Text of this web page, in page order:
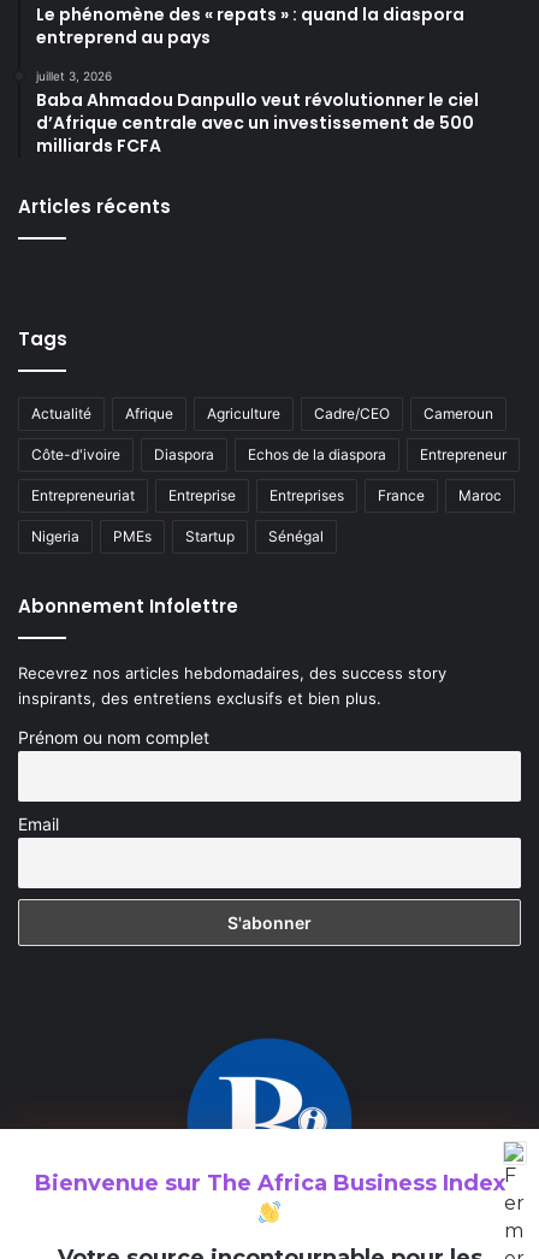
Bienvenue sur The Africa Business Index
Le phénomène des « repats » : quand la diaspora
entreprend au pays
juillet 3, 2026
Baba Ahmadou Danpullo veut révolutionner le ciel
d’Afrique centrale avec un investissement de 500
milliards FCFA
Articles récents
Tags
Actualité Afrique Agriculture Cadre/CEO Cameroun
Côte-d'ivoire Diaspora Echos de la diaspora Entrepreneur
Entrepreneuriat Entreprise Entreprises France Maroc
Nigeria PMEs Startup Sénégal
Abonnement Infolettre
Recevrez nos articles hebdomadaires, des success story
inspirants, des entretiens exclusifs et bien plus.
Prénom ou nom complet
Email
The Africa Business Index est un média consacré à la valorisation